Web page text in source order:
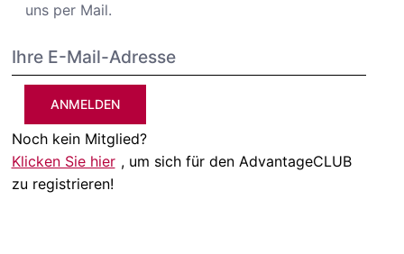
uns per Mail.
ANMELDEN
Noch kein Mitglied?
Klicken Sie hier , um sich für den AdvantageCLUB
zu registrieren!